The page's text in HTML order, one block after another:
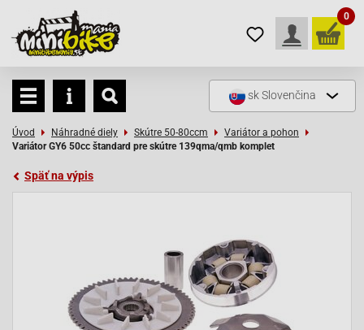
0
skSlovenčina
Úvod Náhradné diely Skútre 50-80ccm
Variátor a pohon
Variátor GY6 50cc štandard pre skútre 139qma/qmb komplet
Späť na výpis